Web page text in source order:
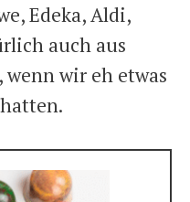
Edeka, Aldi,
auch aus
wir eh etwas